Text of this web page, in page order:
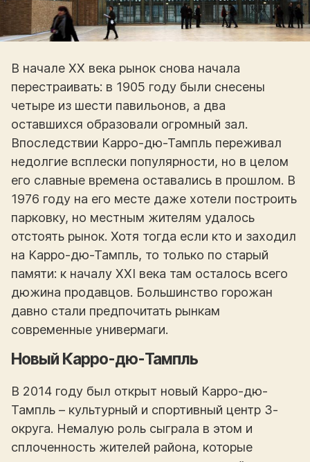
В начале ХХ века рынок снова начала
перестраивать: в 1905 году были снесены
четыре из шести павильонов, а два
оставшихся образовали огромный зал.
Впоследствии Карро-дю-Тампль переживал
недолгие всплески популярности, но в целом
его славные времена оставались в прошлом. В
1976 году на его месте даже хотели построить
парковку, но местным жителям удалось
отстоять рынок. Хотя тогда если кто и заходил
на Карро-дю-Тампль, то только по старый
памяти: к началу XXI века там осталось всего
дюжина продавцов. Большинство горожан
давно стали предпочитать рынкам
современные универмаги.
Новый Карро-дю-Тампль
В 2014 году был открыт новый Карро-дю-
Тампль – культурный и спортивный центр 3-
округа. Немалую роль сыграла в этом и
сплоченность жителей района, которые